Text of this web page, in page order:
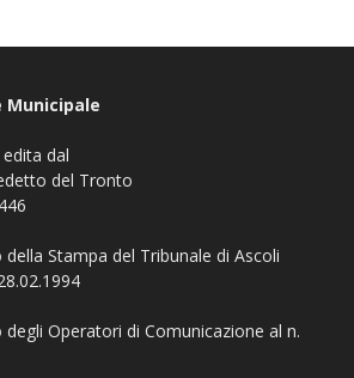
dal
del Tronto
Stampa del Tribunale di Ascoli
degli Operatori di Comunicazione al n.